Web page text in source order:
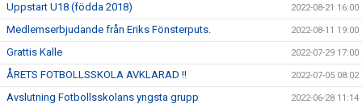
Uppstart U18 (födda 2018) 2022-08-21 16:00
Medlemserbjudande från Eriks Fönsterputs. 2022-08-11 19:00
Grattis Kalle 2022-07-29 17:00
ÅRETS FOTBOLLSSKOLA AVKLARAD !! 2022-07-05 08:02
Avslutning Fotbollsskolans yngsta grupp 2022-06-28 11:14